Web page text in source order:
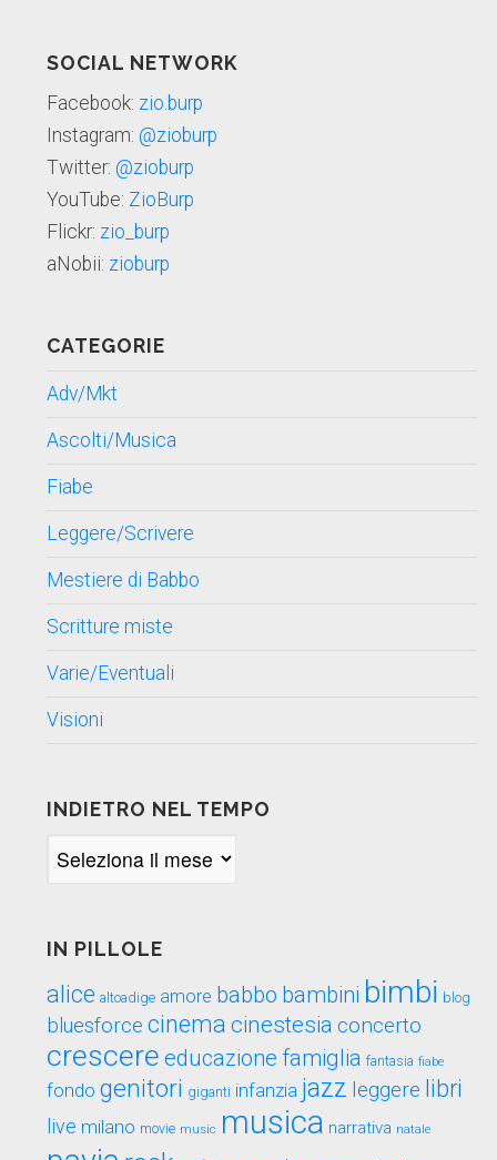
SOCIAL NETWORK
Facebook: zio.burp
Instagram: @zioburp
Twitter: @zioburp
YouTube: ZioBurp
Flickr: zio_burp
aNobii: zioburp
CATEGORIE
Adv/Mkt
Ascolti/Musica
Fiabe
Leggere/Scrivere
Mestiere di Babbo
Scritture miste
Varie/Eventuali
Visioni
INDIETRO NEL TEMPO
Indietro
IN PILLOLE
alice altoadige amore babbo bambini bimbi blog
bluesforce cinema cinestesia concerto
crescere educazione famiglia fantasia fiabe
fondo genitori giganti infanzia jazz leggere libri
live milano movie music musica narrativa natale